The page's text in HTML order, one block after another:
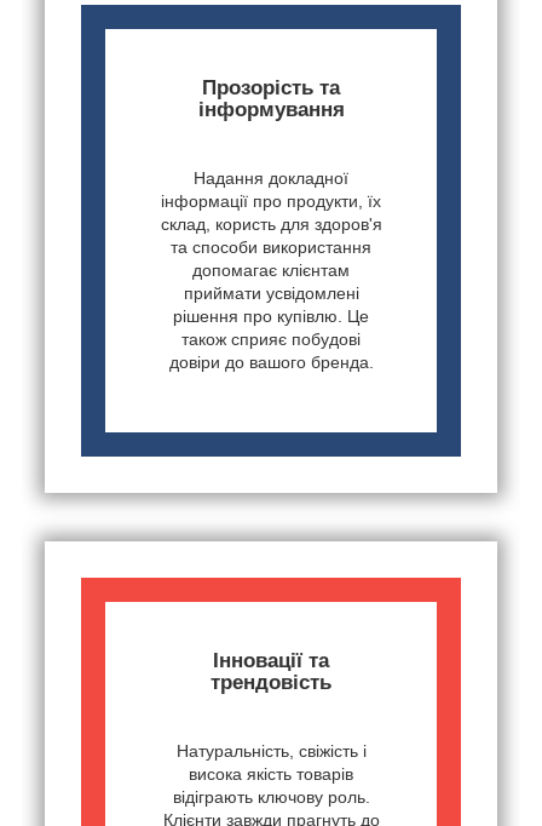
Прозорість та
інформування
Надання докладної
інформації про продукти, їх
склад, користь для здоров'я
та способи використання
допомагає клієнтам
приймати усвідомлені
рішення про купівлю. Це
також сприяє побудові
довіри до вашого бренда.
Інновації та
трендовість
Натуральність, свіжість і
висока якість товарів
відіграють ключову роль.
Клієнти завжди прагнуть до